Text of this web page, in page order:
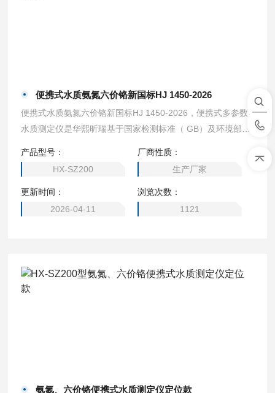
便携式水质氨氮六价铬新国标HJ 1450-2026
便携式水质氨氮六价铬新国标HJ 1450-2026，便携式多参数
水质测定仪是华熙昕瑞基于国家检测标准（ GB）及环境部检
单、准确的检测为理念开发的一款便携式快速水质检测仪器。
产品型号：
HX-SZ200
厂商性质：
生产厂家
更新时间：
2026-04-11
浏览次数：
1121
氨氮、六价铬便携式水质测定仪定位款